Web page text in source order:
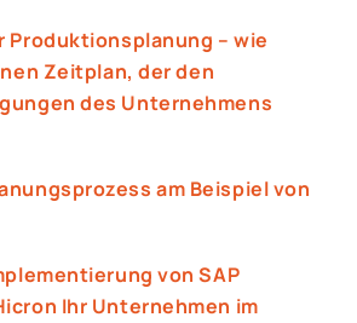
Produktionsplanung – wie
Zeitplan, der den
des Unternehmens
am Beispiel von
von SAP
Ihr Unternehmen im